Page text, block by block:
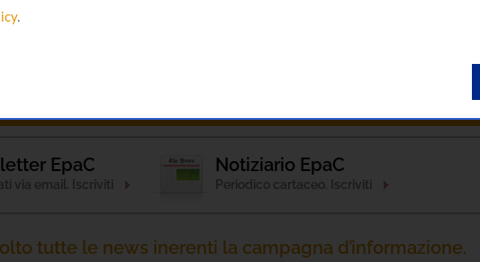
EpaC
via email. Iscriviti
Notiziario EpaC
Periodico cartaceo. Iscriviti
tutte le news inerenti la campagna d’informazione.
.